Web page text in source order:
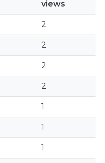
views
2
2
2
2
1
1
1